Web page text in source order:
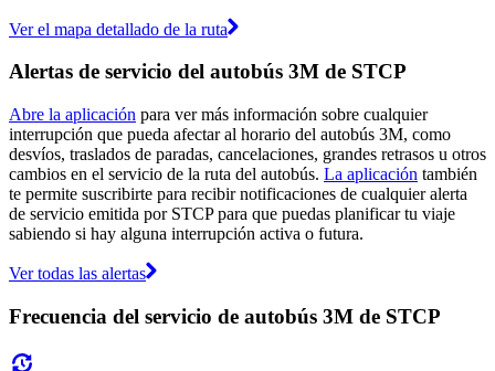
Ver el mapa detallado de la ruta
Alertas de servicio del autobús 3M de STCP
Abre la aplicación para ver más información sobre cualquier
interrupción que pueda afectar al horario del autobús 3M, como
desvíos, traslados de paradas, cancelaciones, grandes retrasos u otros
cambios en el servicio de la ruta del autobús. La aplicación también
te permite suscribirte para recibir notificaciones de cualquier alerta
de servicio emitida por STCP para que puedas planificar tu viaje
sabiendo si hay alguna interrupción activa o futura.
Ver todas las alertas
Frecuencia del servicio de autobús 3M de STCP